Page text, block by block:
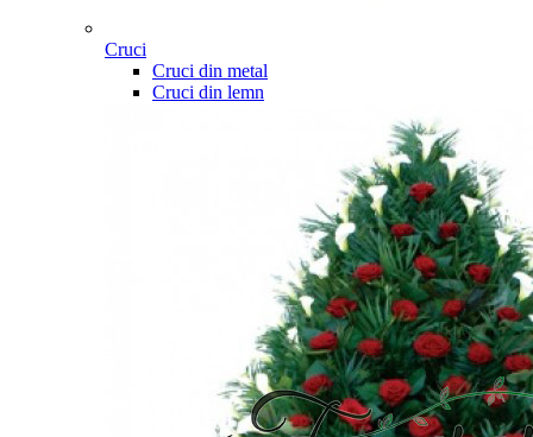
Cruci
Cruci din metal
Cruci din lemn